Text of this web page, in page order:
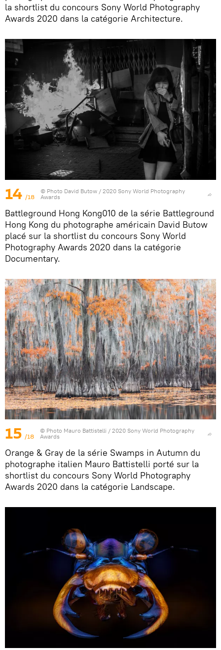
la shortlist du concours Sony World Photography
Awards 2020 dans la catégorie Architecture.
14 /18
© Photo David Butow / 2020 Sony World Photography
Awards
Battleground Hong Kong010 de la série Battleground
Hong Kong du photographe américain David Butow
placé sur la shortlist du concours Sony World
Photography Awards 2020 dans la catégorie
Documentary.
15 /18
© Photo Mauro Battistelli / 2020 Sony World Photography
Awards
Orange & Gray de la série Swamps in Autumn du
photographe italien Mauro Battistelli porté sur la
shortlist du concours Sony World Photography
Awards 2020 dans la catégorie Landscape.